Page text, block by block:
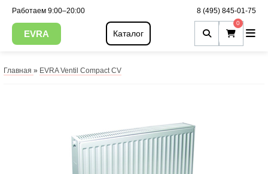
Работаем 9:00–20:00 8 (495) 845-01-75
EVRA Каталог
0
Главная » EVRA Ventil Compact CV